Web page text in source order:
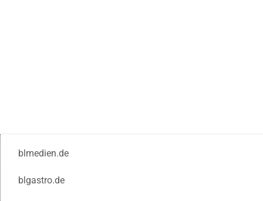
blmedien.de
blgastro.de